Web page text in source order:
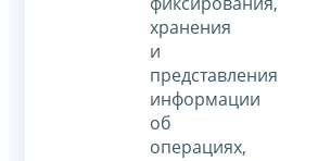
хранения
и
представления
информации
об
операциях,